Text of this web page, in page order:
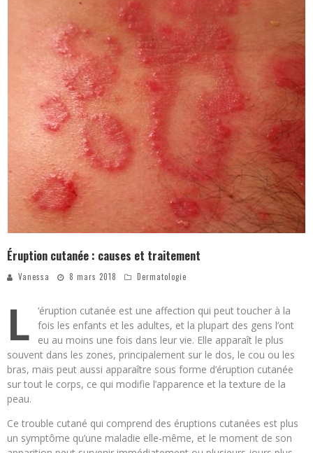
Éruption cutanée : causes et traitement
Vanessa 8 mars 2018 Dermatologie
L
‘éruption cutanée est une affection qui peut toucher à la
fois les enfants et les adultes, et la plupart des gens l’ont
eu au moins une fois dans leur vie. Elle apparaît le plus
souvent dans les zones, principalement sur le dos, le cou ou les
bras, mais peut aussi apparaître sous forme d’éruption cutanée
sur tout le corps, ce qui modifie l’apparence et la texture de la
peau.
Ce trouble cutané qui comprend des éruptions cutanées est plus
un symptôme qu’une maladie elle-même, et le moment de son